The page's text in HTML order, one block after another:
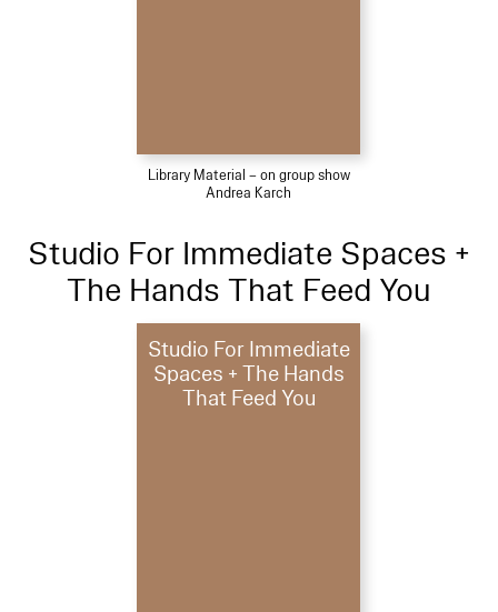
Library Material – on group show
Andrea Karch
Studio For Immediate Spaces +
The Hands That Feed You
Studio For Immediate
Spaces + The Hands
That Feed You